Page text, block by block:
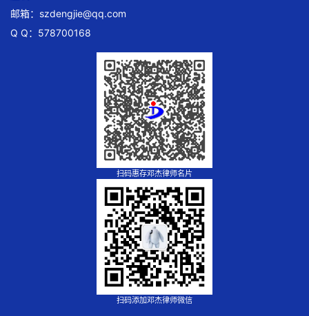
邮箱： szdengjie@qq.com
Q Q：578700168
扫码惠存邓杰律师名片
扫码添加邓杰律师微信